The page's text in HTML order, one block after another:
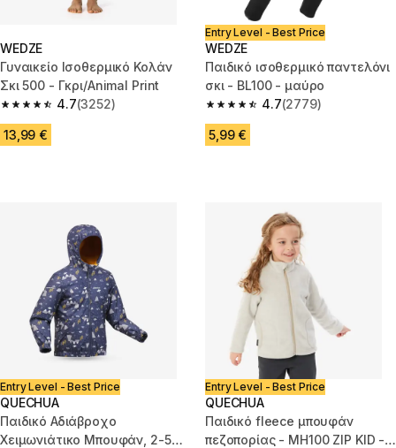
WEDZE
Γυναικείο Ισοθερμικό Κολάν
Σκι 500 - Γκρι/Animal Print
4.7
4.7 out of 5 stars from 3252 reviews
(3252)
13,99 €
Entry Level - Best Price
WEDZE
Παιδικό ισοθερμικό παντελόνι
σκι - BL100 - μαύρο
4.7
4.7 out of 5 stars from 2779
(2779)
5,99 €
Entry Level - Best Price
QUECHUA
Παιδικό Αδιάβροχο
Χειμωνιάτικο Μπουφάν, 2-5
Entry Level - Best Price
QUECHUA
Παιδικό fleece μπουφάν
πεζοπορίας - MH100 ZIP KID -